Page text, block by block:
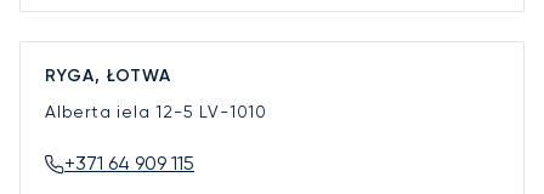
RYGA, ŁOTWA
Alberta iela 12-5 LV-1010
+371 64 909 115